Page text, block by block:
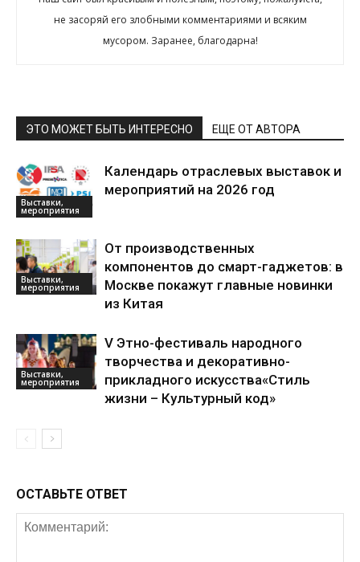
не засоряй его злобными комментариями и всяким
мусором. Заранее, благодарна!
ЭТО МОЖЕТ БЫТЬ ИНТЕРЕСНО ЕЩЕ ОТ АВТОРА
Выставки,
мероприятия
Календарь отраслевых выставок и
мероприятий на 2026 год
Выставки,
мероприятия
От производственных
компонентов до смарт-гаджетов: в
Москве покажут главные новинки
из Китая
Выставки,
мероприятия
V Этно-фестиваль народного
творчества и декоративно-
прикладного искусства«Стиль
жизни – Культурный код»
ОСТАВЬТЕ ОТВЕТ